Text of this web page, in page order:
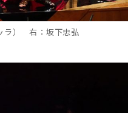
ラ） 右：坂下忠弘